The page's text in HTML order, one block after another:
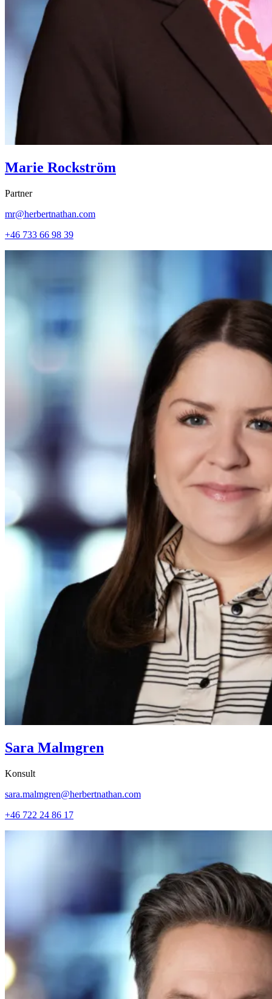
Marie Rockström
Partner
mr@herbertnathan.com
+46 733 66 98 39
Sara Malmgren
Konsult
sara.malmgren@herbertnathan.com
+46 722 24 86 17